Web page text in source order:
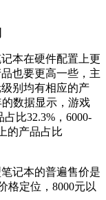
本在硬件配置上更
也要更高一些，主
别均有相应的产
数据显示，游戏
比32.3%，6000-
的产品占比
记本的普遍售价是
格定位，8000元以